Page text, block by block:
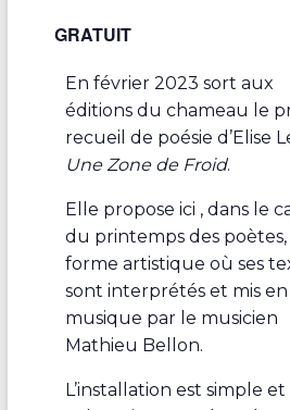
GRATUIT
En février 2023 sort aux
éditions du chameau le
recueil de poésie d’Elise
Une Zone de Froid.
Elle propose ici , dans le
du printemps des
forme artistique où ses
sont interprétés et mis en
musique par le musicien
Mathieu Bellon.
L’installation est simple et